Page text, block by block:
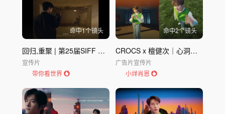
命中1个镜头
回归,重聚 | 第25届SIFF 亚洲新人单元宣传片
宣传片
带你看世界
命中2个镜头
CROCS x 檀健次｜心洞春日
广告片宣传片
小烊肖恩